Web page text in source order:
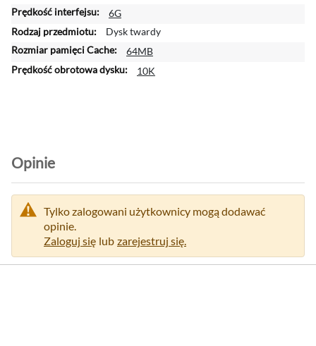
r
a
c
j
6G
Dysk twardy
64MB
10K
Opinie
Tylko zalogowani użytkownicy mogą dodawać
opinie.
Zaloguj się lub zarejestruj się.